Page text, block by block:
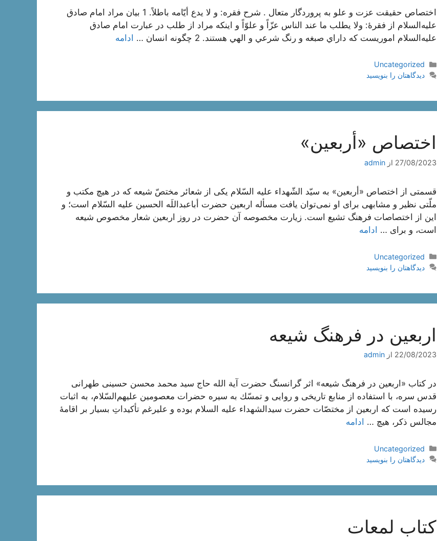
اختصاص حقيقت عزت و علو به پروردگار متعال . شرح فقره: و لا يدع أيّامه باطلاً. 1 بيان مراد امام صادق
عليه‌السلام از فقرۀ: ولا يطلب ما عند الناس عزّاً و علوّاً و اينكه مراد از طلب در عبارت امام صادق
عليه‌السلام اموريست كه داراي صبغه و رنگ شرعي و الهي هستند. 2 چگونه انسان …
ادامه
دسته‌ها
Uncategorized
دیدگاهتان را بنویسید
اختصاص «أربعين»
27/08/2023 از admin
قسمتی از اختصاص «أربعين» به سيّد الشّهداء عليه السّلام یکی از شعائر مختصّ شیعه که در هیچ مکتب و
ملّتی نظیر و مشابهی برای او نمی‌توان یافت مسأله اربعین حضرت أباعبداللَه الحسین علیه السّلام است؛ و
این از اختصاصات فرهنگ تشیع است. زیارت مخصوصه آن حضرت در روز اربعین شعار مخصوص شیعه
است، و برای … ادامه
دسته‌ها
Uncategorized
دیدگاهتان را بنویسید
اربعین در فرهنگ شیعه
22/08/2023 از admin
در کتاب «اربعین در فرهنگ شیعه» اثر گرانسنگ حضرت آیة الله حاج سید محمد محسن حسینی طهرانی
قدس سره، با استفاده از منابع تاريخى و روايى و تمسّك به سيره حضرات معصومين عليهم‌‏السّلام، به اثبات
رسیده است که اربعین از مختصّات حضرت سیدالشهداء علیه السلام بوده و علیرغم تأکیداتِ بسیار بر اقامۀ
مجالس ذکر، هیچ … ادامه
دسته‌ها
Uncategorized
دیدگاهتان را بنویسید
کتاب لمعات